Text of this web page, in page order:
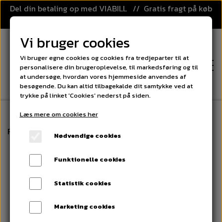
Del din betaling op med VIABILL // Gratis fragt på køb
over 499,-
FORSIDE
KATEGORIER
PRISGARANTI
KLUBAFTALE
Forside Bordspil Airhockey
Vi bruger cookies
Vi bruger egne cookies og cookies fra tredjeparter til at
personalisere din brugeroplevelse, til markedsføring og til
at undersøge, hvordan vores hjemmeside anvendes af
besøgende. Du kan altid tilbagekalde dit samtykke ved at
trykke på linket 'Cookies' nederst på siden.
Læs mere om cookies her
Nødvendige cookies
Funktionelle cookies
Statistik cookies
Marketing cookies